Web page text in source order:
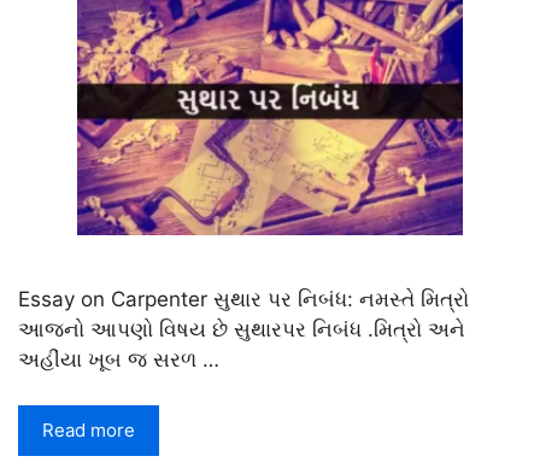
Essay on Carpenter સુથાર પર નિબંધ: નમસ્તે મિત્રો
આજનો આપણો વિષય છે સુથારપર નિબંધ .મિત્રો અને
અહીંયા ખૂબ જ સરળ …
Read more